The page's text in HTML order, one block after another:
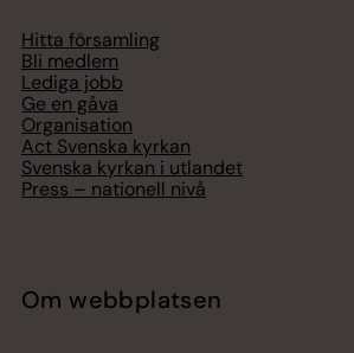
Hitta församling
Bli medlem
Lediga jobb
Ge en gåva
Organisation
Act Svenska kyrkan
Svenska kyrkan i utlandet
Press – nationell nivå
Om webbplatsen